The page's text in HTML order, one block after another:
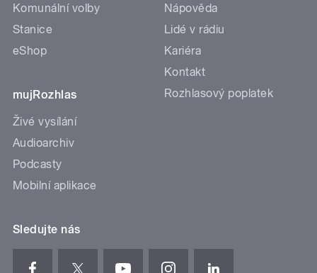
Komunální volby
Stanice
eShop
mujRozhlas
Živé vysílání
Audioarchiv
Podcasty
Mobilní aplikace
Nápověda
Lidé v rádiu
Kariéra
Kontakt
Rozhlasový poplatek
Sledujte nás